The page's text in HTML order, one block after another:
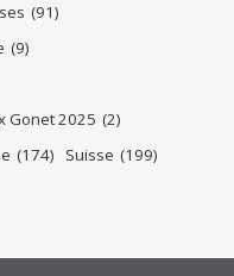
(91)
(9)
Gonet 2025 (2)
(174) Suisse (199)